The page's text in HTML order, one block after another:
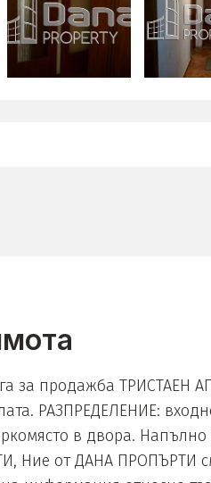
за продажба ТРИСТАЕН
РАЗПРЕДЕЛЕНИЕ:
в двора.
Ние от ДАНА ПРОПЪРТИ